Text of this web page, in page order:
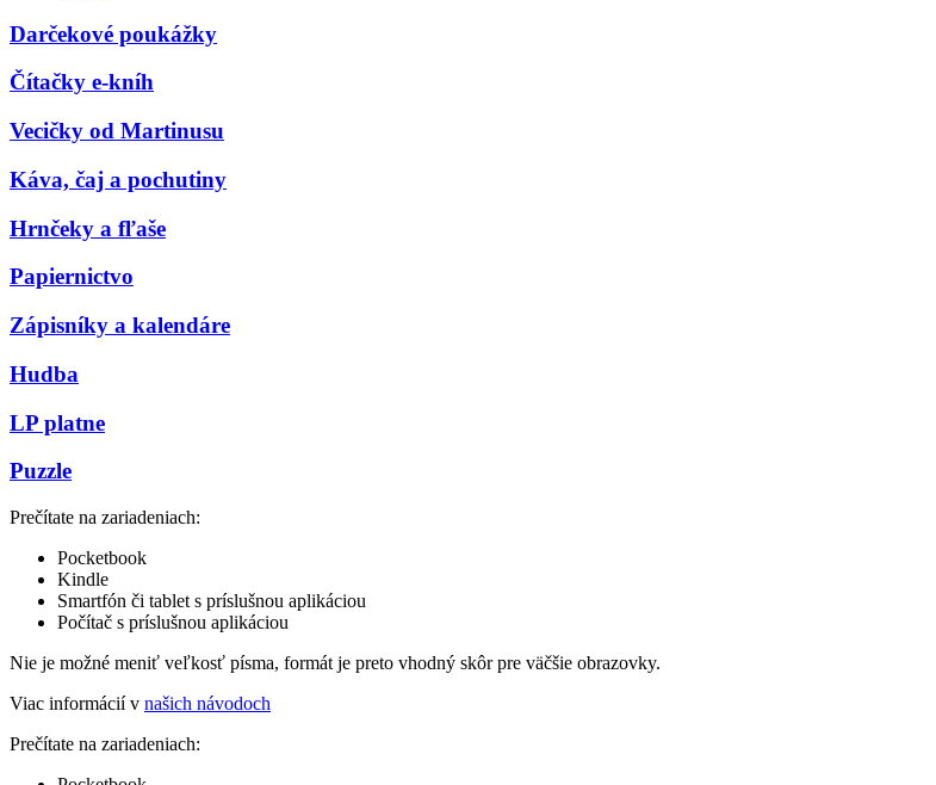
Darčekové poukážky
Čítačky e-kníh
Vecičky od Martinusu
Káva, čaj a pochutiny
Hrnčeky a fľaše
Papiernictvo
Zápisníky a kalendáre
Hudba
LP platne
Puzzle
Prečítate na zariadeniach:
Pocketbook
Kindle
Smartfón či tablet s príslušnou aplikáciou
Počítač s príslušnou aplikáciou
Nie je možné meniť veľkosť písma, formát je preto vhodný skôr pre väčšie obrazovky.
Viac informácií v našich návodoch
Prečítate na zariadeniach: